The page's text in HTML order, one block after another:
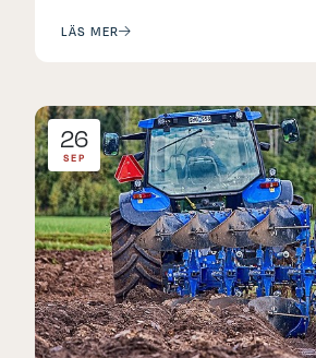
LÄS MER
26
SEP